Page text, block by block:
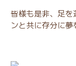
皆様も是非、足
ンと共に存分に夢